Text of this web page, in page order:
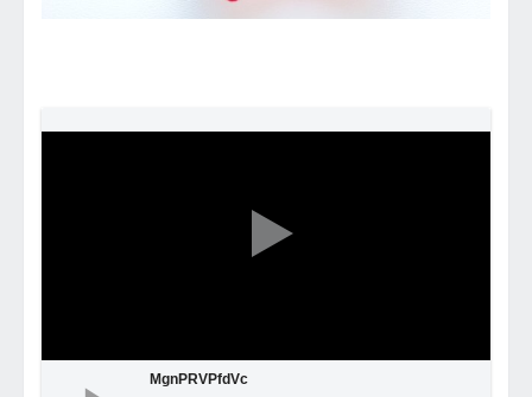
MgnPRVPfdVc